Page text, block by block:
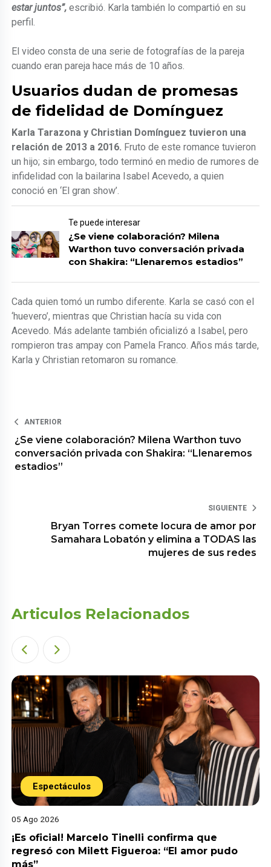
estar juntos”,escribió. Karla también lo compartió en su
perfil.
El video consta de una serie de fotografías de la pareja
cuando eran pareja hace más de 10 años.
Usuarios dudan de promesas
de fidelidad de Domínguez
Karla Tarazona y Christian Domínguez tuvieron una
relación de 2013 a 2016. Fruto de este romance tuvieron
un hijo; sin embargo, todo terminó en medio de rumores de
infidelidad con la bailarina Isabel Acevedo, a quien
conoció en ‘El gran show’.
Te puede interesar
¿Se viene colaboración? Milena
Warthon tuvo conversación privada
con Shakira: “Llenaremos estadios”
Cada quien tomó un rumbo diferente. Karla se casó con el
‘huevero’, mientras que Christian hacía su vida con
Acevedo. Más adelante también oficializó a Isabel, pero
rompieron tras ampay con Pamela Franco. Años más tarde,
Karla y Christian retomaron su romance.
ANTERIOR
¿Se viene colaboración? Milena Warthon tuvo
conversación privada con Shakira: “Llenaremos
estadios”
SIGUIENTE
Bryan Torres comete locura de amor por
Samahara Lobatón y elimina a TODAS las
mujeres de sus redes
Articulos Relacionados
Espectáculos
05 Ago 2026
¡Es oficial! Marcelo Tinelli confirma que
regresó con Milett Figueroa: “El amor pudo
más”